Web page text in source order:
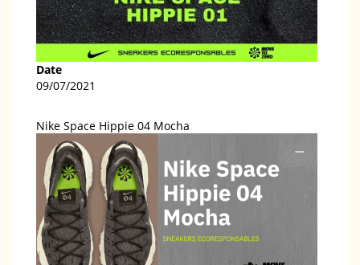
Date
09/07/2021
Nike Space Hippie 04 Mocha